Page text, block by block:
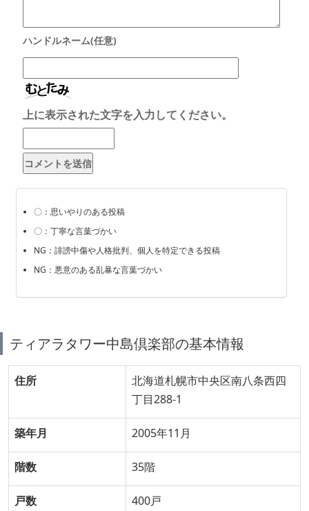
上に表示された文字を入力してください。
〇：思いやりのある投稿
〇：丁寧な言葉づかい
NG：誹謗中傷や人格批判、個人を特定できる投稿
NG：悪意のある乱暴な言葉づかい
ティアラタワー中島倶楽部の基本情報
住所
北海道札幌市中央区南八条西四
丁目288-1
築年月 2005年11月
階数 35階
戸数 400戸